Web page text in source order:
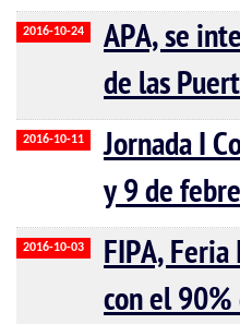
2016-10-24
APA, se
de las
2016-10-11
Jornada I
y 9 de
2016-10-03
FIPA,
con el